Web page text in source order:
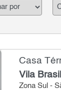
Casa
Vila
Zona Sul -